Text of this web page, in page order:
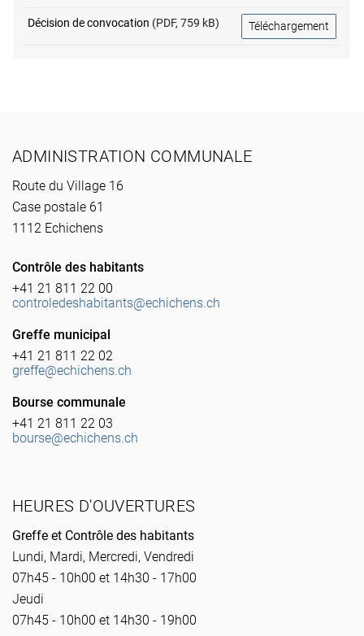
Décision de convocation (PDF, 759 kB) Téléchargement
ADMINISTRATION COMMUNALE
Route du Village 16
Case postale 61
1112 Echichens
Contrôle des habitants
+41 21 811 22 00
controledeshabitants@echichens.ch
Greffe municipal
+41 21 811 22 02
greffe@echichens.ch
Bourse communale
+41 21 811 22 03
bourse@echichens.ch
HEURES D'OUVERTURES
Greffe et Contrôle des habitants
Lundi, Mardi, Mercredi, Vendredi
07h45 - 10h00 et 14h30 - 17h00
Jeudi
07h45 - 10h00 et 14h30 - 19h00